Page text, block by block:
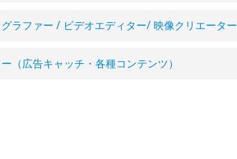
ラファー / ビデオエディター/ 映像クリエーター
（広告キャッチ・各種コンテンツ）